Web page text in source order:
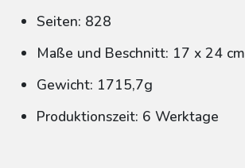
Seiten: 828
Maße und Beschnitt: 17 x 24 cm
Gewicht: 1715,7g
Produktionszeit: 6 Werktage